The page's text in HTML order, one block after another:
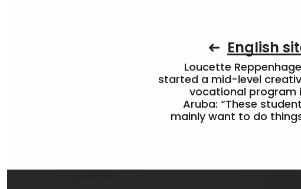
English
Loucette
started a mid-level
vocational program
Aruba: “These
mainly want to do